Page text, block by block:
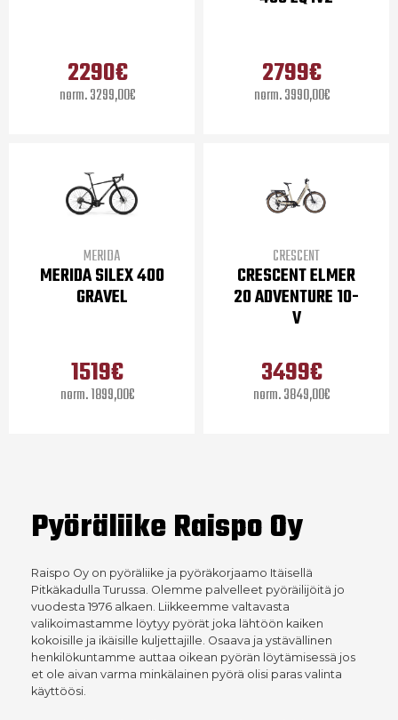
2290€
3299,00€
2799€
3990,00€
MERIDA
MERIDA SILEX 400
GRAVEL
1519€
1899,00€
CRESCENT
CRESCENT ELMER
20 ADVENTURE 10-
V
3499€
3849,00€
Pyöräliike Raispo Oy
Raispo Oy on pyöräliike ja pyöräkorjaamo Itäisellä
Pitkäkadulla Turussa. Olemme palvelleet pyöräilijöitä jo
vuodesta 1976 alkaen. Liikkeemme valtavasta
valikoimastamme löytyy pyörät joka lähtöön kaiken
kokoisille ja ikäisille kuljettajille. Osaava ja ystävällinen
henkilökuntamme auttaa oikean pyörän löytämisessä jos
et ole aivan varma minkälainen pyörä olisi paras valinta
käyttöösi.